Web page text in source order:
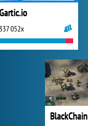
337 052x
BlackChain